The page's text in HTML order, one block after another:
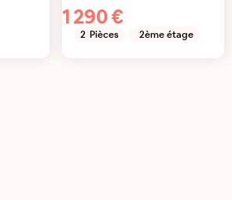
1 290 €
2 Pièces 2ème étage